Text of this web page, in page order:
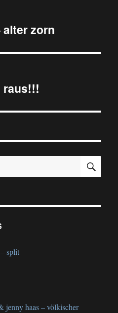
zorn
raus!!!
split
jenny haas – völkischer